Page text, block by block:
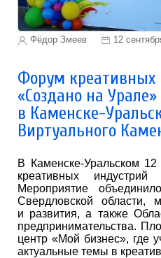
Фёдор Змеев 12
Форум креативных
«Создано на Урале»
в Каменске-
Виртуального
В Каменске-Уральском
креативных
Мероприятие
Свердловской области,
и развития, а также
предпринимательства.
центр «Мой бизнес», где
актуальные темы в